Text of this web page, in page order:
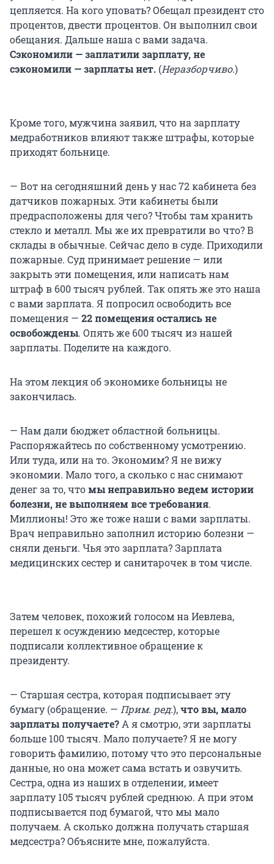
цепляется. На кого уповать? Обещал президент сто
процентов, двести процентов. Он выполнил свои
обещания. Дальше наша с вами задача.
Сэкономили — заплатили зарплату, не
сэкономили — зарплаты нет. (Неразборчиво.)
Кроме того, мужчина заявил, что на зарплату
медработников влияют также штрафы, которые
приходят больнице.
— Вот на сегодняшний день у нас 72 кабинета без
датчиков пожарных. Эти кабинеты были
предрасположены для чего? Чтобы там хранить
стекло и металл. Мы же их превратили во что? В
склады в обычные. Сейчас дело в суде. Приходили
пожарные. Суд принимает решение — или
закрыть эти помещения, или написать нам
штраф в 600 тысяч рублей. Так опять же это наша
с вами зарплата. Я попросил освободить все
помещения — 22 помещения остались не
освобождены. Опять же 600 тысяч из нашей
зарплаты. Поделите на каждого.
На этом лекция об экономике больницы не
закончилась.
— Нам дали бюджет областной больницы.
Распоряжайтесь по собственному усмотрению.
Или туда, или на то. Экономим? Я не вижу
экономии. Мало того, а сколько с нас снимают
денег за то, чтомы неправильно ведем истории
болезни, не выполняем все требования.
Миллионы! Это же тоже наши с вами зарплаты.
Врач неправильно заполнил историю болезни —
сняли деньги. Чья это зарплата? Зарплата
медицинских сестер и санитарочек в том числе.
Затем человек, похожий голосом на Иевлева,
перешел к осуждению медсестер, которые
подписали коллективное обращение к
президенту.
— Старшая сестра, которая подписывает эту
бумагу (обращение. — Прим. ред.),что вы, мало
зарплаты получаете?А я смотрю, эти зарплаты
больше 100 тысяч. Мало получаете? Я не могу
говорить фамилию, потому что это персональные
данные, но она может сама встать и озвучить.
Сестра, одна из наших в отделении, имеет
зарплату 105 тысяч рублей среднюю. А при этом
подписывается под бумагой, что мы мало
получаем. А сколько должна получать старшая
медсестра? Объясните мне, пожалуйста.